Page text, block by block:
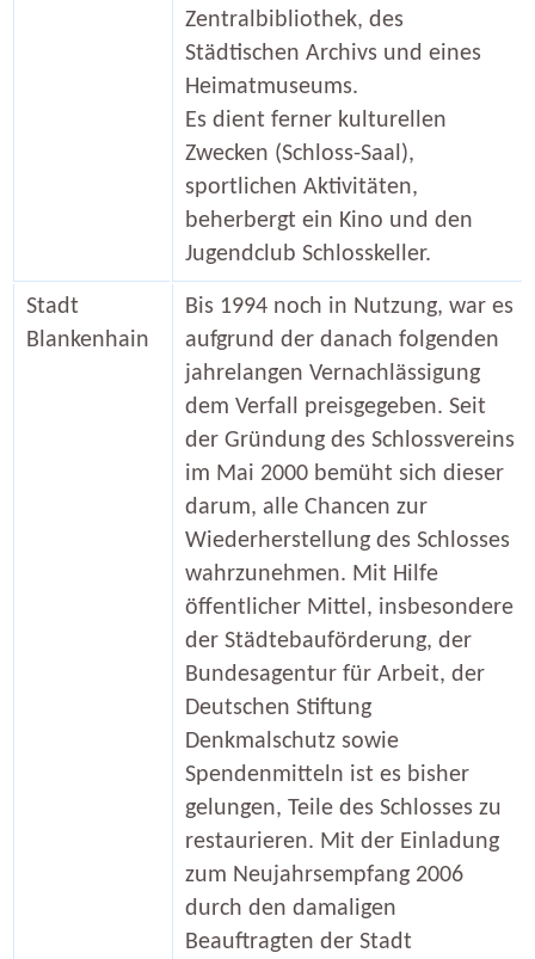
Zentralbibliothek, des
Städtischen Archivs und eines
Heimatmuseums.
Es dient ferner kulturellen
Zwecken (Schloss-Saal),
sportlichen Aktivitäten,
beherbergt ein Kino und den
Jugendclub Schlosskeller.
Stadt
Blankenhain
Bis 1994 noch in Nutzung, war es
aufgrund der danach folgenden
jahrelangen Vernachlässigung
dem Verfall preisgegeben. Seit
der Gründung des Schlossvereins
im Mai 2000 bemüht sich dieser
darum, alle Chancen zur
Wiederherstellung des Schlosses
wahrzunehmen. Mit Hilfe
öffentlicher Mittel, insbesondere
der Städtebauförderung, der
Bundesagentur für Arbeit, der
Deutschen Stiftung
Denkmalschutz sowie
Spendenmitteln ist es bisher
gelungen, Teile des Schlosses zu
restaurieren. Mit der Einladung
zum Neujahrsempfang 2006
durch den damaligen
Beauftragten der Stadt